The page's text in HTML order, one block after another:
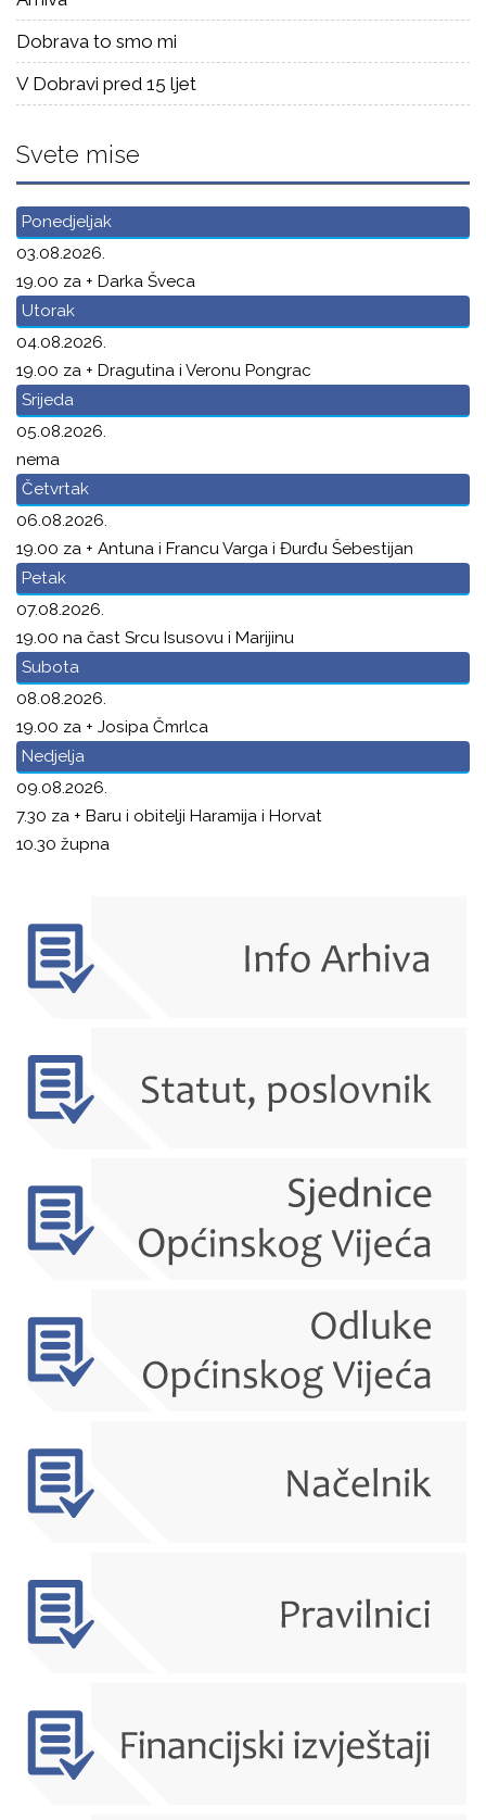
Dobrava to smo mi
V Dobravi pred 15 ljet
Svete mise
Ponedjeljak
03.08.2026.
19.00 za + Darka Šveca
Utorak
04.08.2026.
19.00 za + Dragutina i Veronu Pongrac
Srijeda
05.08.2026.
nema
Četvrtak
06.08.2026.
19.00 za + Antuna i Francu Varga i Đurđu Šebestijan
Petak
07.08.2026.
19.00 na čast Srcu Isusovu i Marijinu
Subota
08.08.2026.
19.00 za + Josipa Čmrlca
Nedjelja
09.08.2026.
7.30 za + Baru i obitelji Haramija i Horvat
10.30 župna